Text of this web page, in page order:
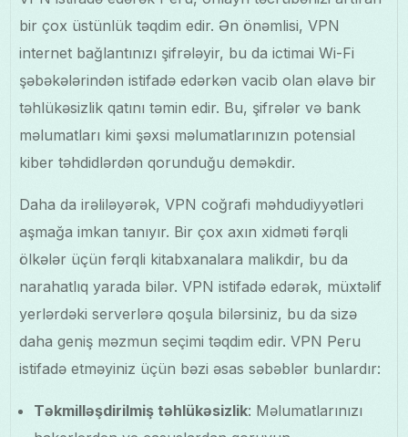
bir çox üstünlük təqdim edir. Ən önəmlisi, VPN
internet bağlantınızı şifrələyir, bu da ictimai Wi-Fi
şəbəkələrindən istifadə edərkən vacib olan əlavə bir
təhlükəsizlik qatını təmin edir. Bu, şifrələr və bank
məlumatları kimi şəxsi məlumatlarınızın potensial
kiber təhdidlərdən qorunduğu deməkdir.
Daha da irəliləyərək, VPN coğrafi məhdudiyyətləri
aşmağa imkan tanıyır. Bir çox axın xidməti fərqli
ölkələr üçün fərqli kitabxanalara malikdir, bu da
narahatlıq yarada bilər. VPN istifadə edərək, müxtəlif
yerlərdəki serverlərə qoşula bilərsiniz, bu da sizə
daha geniş məzmun seçimi təqdim edir. VPN Peru
istifadə etməyiniz üçün bəzi əsas səbəblər bunlardır:
Təkmilləşdirilmiş təhlükəsizlik: Məlumatlarınızı